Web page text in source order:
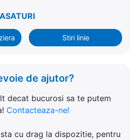
Stiri linie
de ajutor?
decat bucurosi sa te putem
Contacteaza-ne!
cu drag la dispozitie, pentru